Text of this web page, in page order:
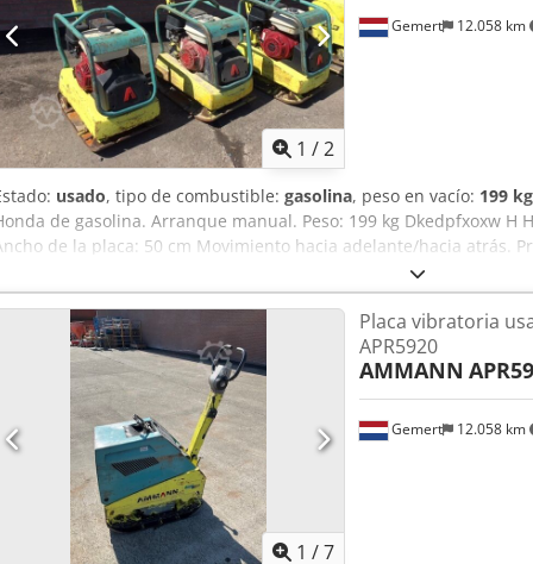
1 /2
Gemert 12.058 km
usado, tipo de combustible: gasolina, peso en vacío: 199 kg
de gasolina. Arranque manual. Peso: 199 kg Dkedpfxoxw H
de la placa: 50 cm Movimiento hacia adelante/hacia atrás.
1 /7
Gemert 12.058 km
Placa vibratoria
APR5920
AMMANN